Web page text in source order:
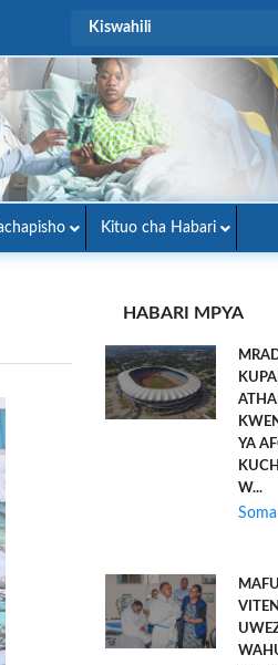
Kituo cha Habari
HABARI MPYA
YA
W...